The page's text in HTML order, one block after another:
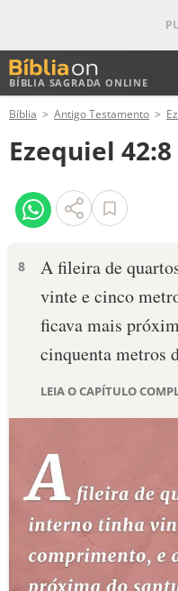
BÍBLIA SAGRADA ONLINE
ANTIGO TESTAMENTO
NOVO TESTAMENTO
VERSÍCULOS
PALAVRA DO DIA
SALMO DO DIA
DEVOCIONAL DIÁRIO
ESTUDOS BÍBLICOS
ESBOÇOS DE PREGAÇÃO
TEMAS
Bíblia Antigo Testamento
Ezequiel 42:8
8
A fileira de
vinte e cinco
ficava mais
cinquenta metros
LEIA O CAPÍTULO